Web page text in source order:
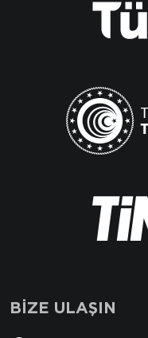
BİZE ULAŞIN